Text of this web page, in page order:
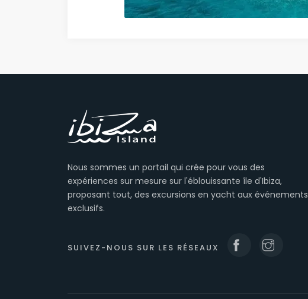
Nous sommes un portail qui crée pour vous des
expériences sur mesure sur l'éblouissante île d'Ibiza,
proposant tout, des excursions en yacht aux événements
exclusifs.
SUIVEZ-NOUS SUR LES RÉSEAUX